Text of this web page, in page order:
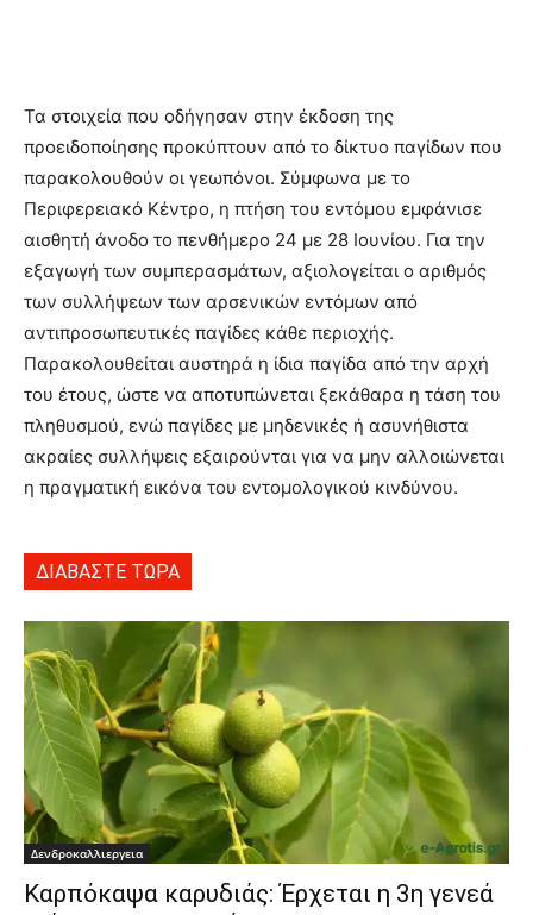
Τα στοιχεία που οδήγησαν στην έκδοση της
προειδοποίησης προκύπτουν από το δίκτυο παγίδων που
παρακολουθούν οι γεωπόνοι. Σύμφωνα με το
Περιφερειακό Κέντρο, η πτήση του εντόμου εμφάνισε
αισθητή άνοδο το πενθήμερο 24 με 28 Ιουνίου. Για την
εξαγωγή των συμπερασμάτων, αξιολογείται ο αριθμός
των συλλήψεων των αρσενικών εντόμων από
αντιπροσωπευτικές παγίδες κάθε περιοχής.
Παρακολουθείται αυστηρά η ίδια παγίδα από την αρχή
του έτους, ώστε να αποτυπώνεται ξεκάθαρα η τάση του
πληθυσμού, ενώ παγίδες με μηδενικές ή ασυνήθιστα
ακραίες συλλήψεις εξαιρούνται για να μην αλλοιώνεται
η πραγματική εικόνα του εντομολογικού κινδύνου.
ΔΙΑΒΑΣΤΕ ΤΩΡΑ
Δενδροκαλλιεργεια
Καρπόκαψα καρυδιάς: Έρχεται η 3η γενεά